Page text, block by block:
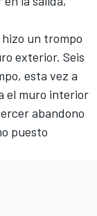
un trompo
exterior. Seis
esta vez a
el muro interior
abandono
puesto